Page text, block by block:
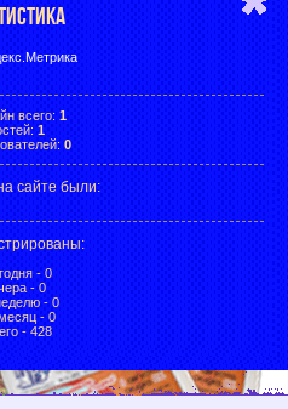
всего: 1
1
0
сайте были:
:
- 0
- 0
- 0
- 0
- 428